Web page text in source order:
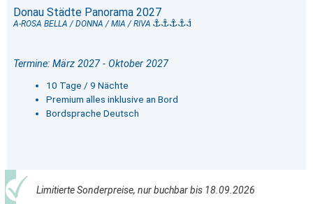
Donau Städte Panorama 2027
A-ROSA BELLA / DONNA / MIA / RIVA
Termine: März 2027 - Oktober 2027
10 Tage / 9 Nächte
Premium alles inklusive an Bord
Bordsprache Deutsch
Limitierte Sonderpreise, nur buchbar bis 18.09.2026